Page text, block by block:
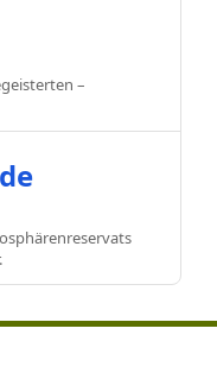
–